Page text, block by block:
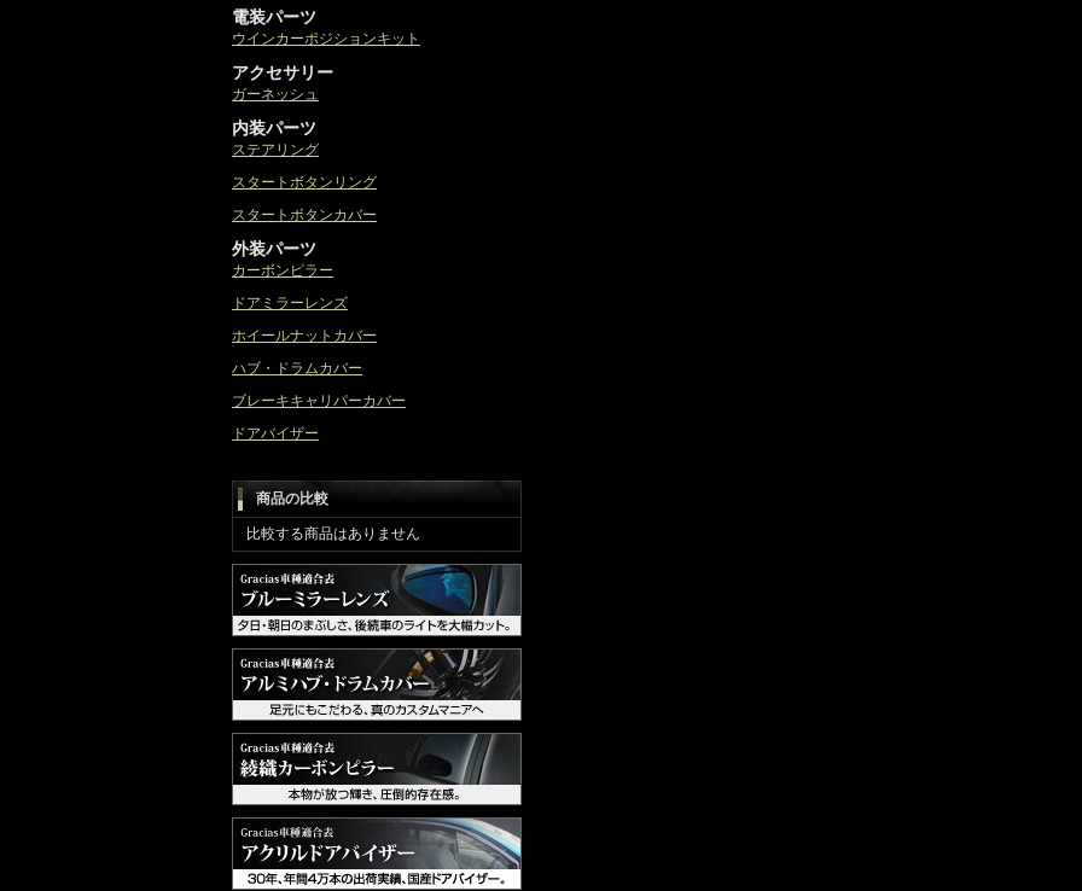
電装パーツ
ウインカーポジションキット
アクセサリー
ガーネッシュ
内装パーツ
ステアリング
スタートボタンリング
スタートボタンカバー
外装パーツ
カーボンピラー
ドアミラーレンズ
ホイールナットカバー
ハブ・ドラムカバー
ブレーキキャリパーカバー
ドアバイザー
商品の比較
比較する商品はありません